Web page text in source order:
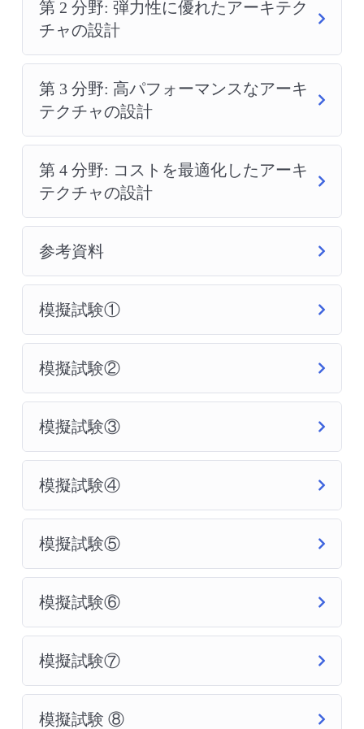
第 2 分野: 弾力性に優れたアーキテク
チャの設計
第 3 分野: 高パフォーマンスなアーキ
テクチャの設計
第 4 分野: コストを最適化したアーキ
テクチャの設計
参考資料
模擬試験①
模擬試験②
模擬試験③
模擬試験④
模擬試験⑤
模擬試験⑥
模擬試験⑦
模擬試験 ⑧